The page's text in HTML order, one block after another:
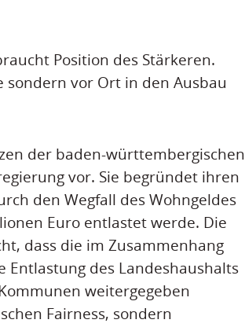
Position des Stärkeren.
sondern vor Ort in den Ausbau
der baden-württembergischen
vor. Sie begründet ihren
den Wegfall des Wohngeldes
Euro entlastet werde. Die
dass die im Zusammenhang
des Landeshaushalts
weitergegeben
Fairness, sondern